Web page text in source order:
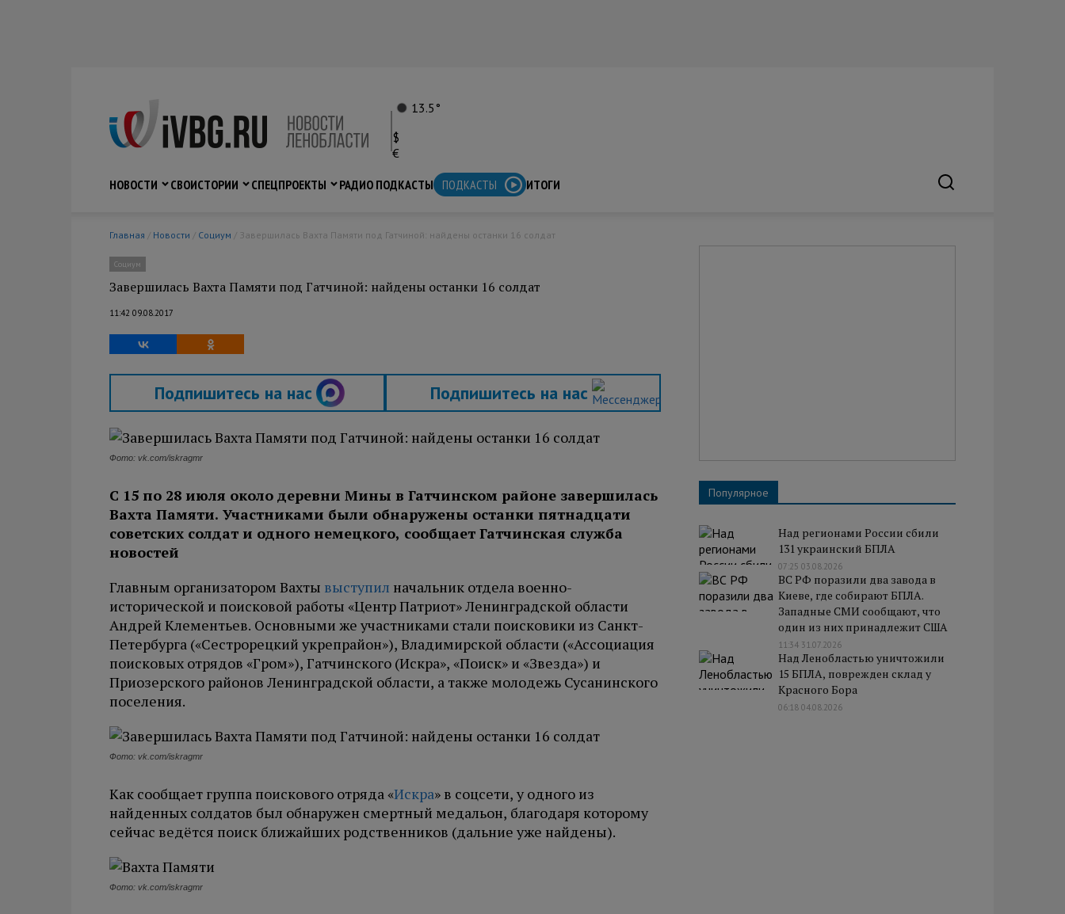
13.5°
$
€
НОВОСТИ
СВОИСТОРИИ СПЕЦПРОЕКТЫ РАДИО ПОДКАСТЫ ПОДКАСТЫ ИТОГИ
Главная / Новости / Социум / Завершилась Вахта Памяти под Гатчиной: найдены останки 16 солдат
Социум
Завершилась Вахта Памяти под Гатчиной: найдены останки 16 солдат
11:42 09.08.2017
Подпишитесь на нас Подпишитесь на нас
Фото: vk.com/iskragmr
С 15 по 28 июля около деревни Мины в Гатчинском районе завершилась
Вахта Памяти. Участниками были обнаружены останки пятнадцати
советских солдат и одного немецкого, сообщает Гатчинская служба
новостей
Главным организатором Вахты выступил начальник отдела военно-
исторической и поисковой работы «Центр Патриот» Ленинградской области
Андрей Клементьев. Основными же участниками стали поисковики из Санкт-
Петербурга («Сестрорецкий укрепрайон»), Владимирской области («Ассоциация
поисковых отрядов «Гром»), Гатчинского (Искра», «Поиск» и «Звезда») и
Приозерского районов Ленинградской области, а также молодежь Сусанинского
поселения.
Фото: vk.com/iskragmr
Как сообщает группа поискового отряда «Искра» в соцсети, у одного из
найденных солдатов был обнаружен смертный медальон, благодаря которому
сейчас ведётся поиск ближайших родственников (дальние уже найдены).
Фото: vk.com/iskragmr
Популярное
Над регионами России сбили
131 украинский БПЛА
07:25 03.08.2026
ВС РФ поразили два завода в
Киеве, где собирают БПЛА.
Западные СМИ сообщают, что
один из них принадлежит США
11:34 31.07.2026
Над Ленобластью уничтожили
15 БПЛА, поврежден склад у
Красного Бора
06:18 04.08.2026